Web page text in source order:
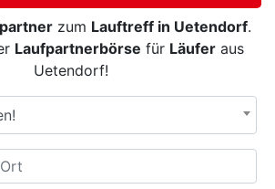
zum Lauftreff in Uetendorf.
Laufpartnerbörse für Läufer aus
Uetendorf!